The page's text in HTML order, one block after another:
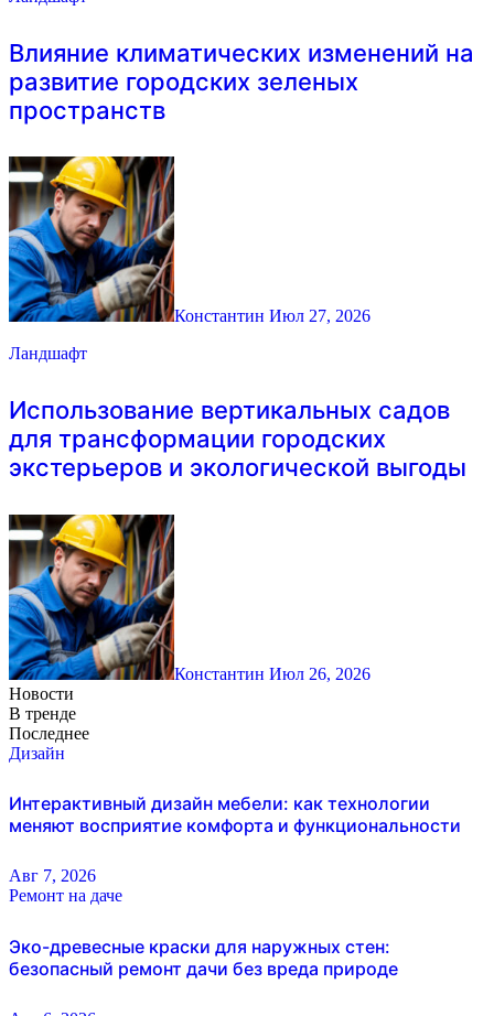
Влияние климатических изменений на
развитие городских зеленых
пространств
Константин Июл 27, 2026
Ландшафт
Использование вертикальных садов
для трансформации городских
экстерьеров и экологической выгоды
Константин Июл 26, 2026
Новости
В тренде
Последнее
Дизайн
Интерактивный дизайн мебели: как технологии
меняют восприятие комфорта и функциональности
Авг 7, 2026
Ремонт на даче
Эко-древесные краски для наружных стен:
безопасный ремонт дачи без вреда природе